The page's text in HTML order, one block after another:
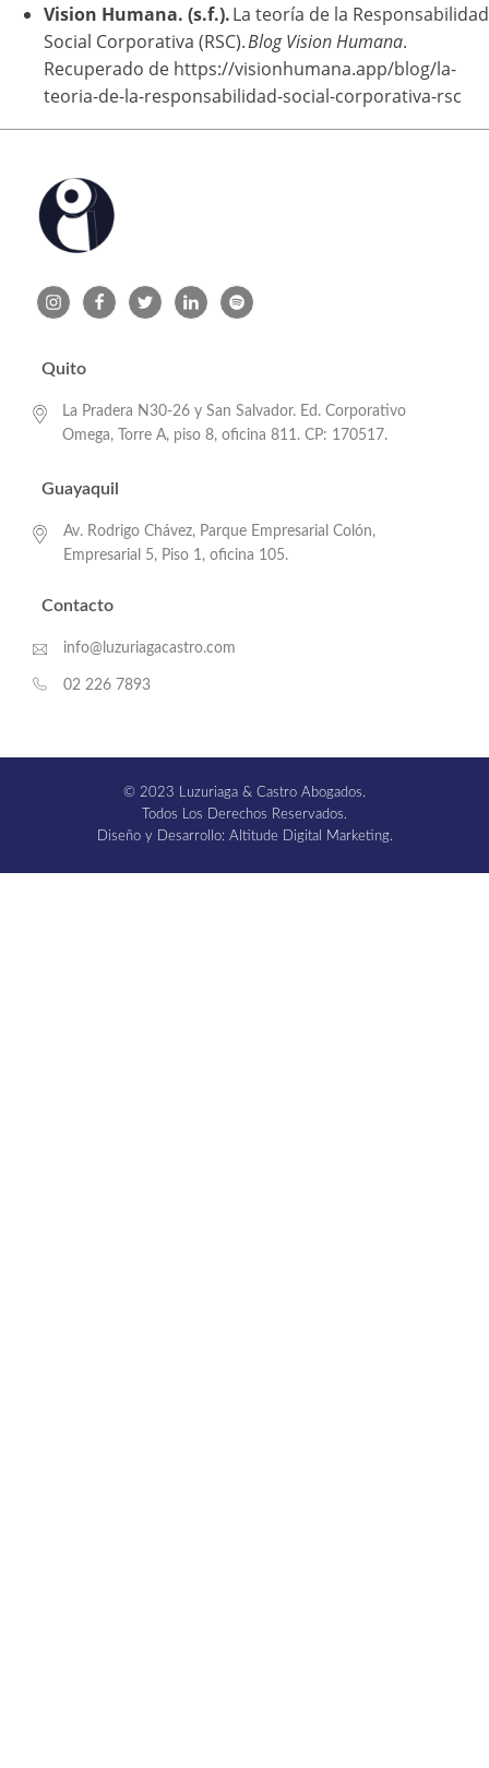
Vision Humana. (s.f.).La teoría de la Responsabilidad
Social Corporativa (RSC).Blog Vision Humana.
Recuperado de https://visionhumana.app/blog/la-
teoria-de-la-responsabilidad-social-corporativa-rsc
Quito
La Pradera N30-26 y San Salvador. Ed. Corporativo
Omega, Torre A, piso 8, oficina 811. CP: 170517.
Guayaquil
Av. Rodrigo Chávez, Parque Empresarial Colón,
Empresarial 5, Piso 1, oficina 105.
Contacto
info@luzuriagacastro.com
02 226 7893
© 2023 Luzuriaga & Castro Abogados.
Todos Los Derechos Reservados.
Diseño y Desarrollo: Altitude Digital Marketing.